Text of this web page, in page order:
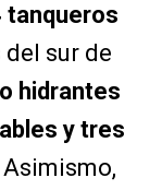
tanqueros
del sur de
hidrantes
y tres